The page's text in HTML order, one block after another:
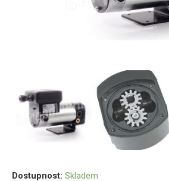
Dostupnost: Skladem